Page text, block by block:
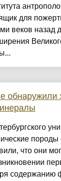
для
веков назад
обнаружили
породы
что они
содержанию